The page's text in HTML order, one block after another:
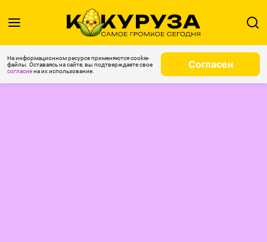
На информационном ресурсе применяются cookie-
файлы. Оставаясь на сайте, вы подтверждаете свое
согласиена их использование.
Согласен